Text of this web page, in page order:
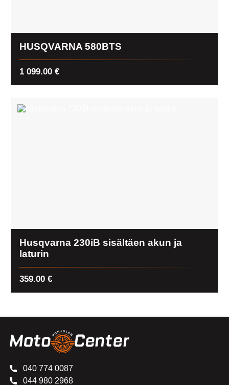
HUSQVARNA 580BTS
1 099.00€
Husqvarna 230iB sisältäen akun ja
laturin
359.00€
040 774 0087
044 980 2968